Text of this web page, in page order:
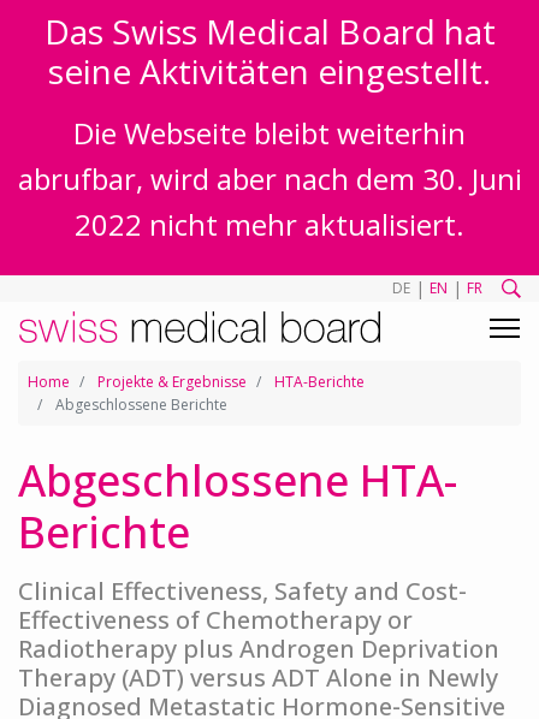
Das Swiss Medical Board hat
seine Aktivitäten eingestellt.
Die Webseite bleibt weiterhin
abrufbar, wird aber nach dem 30. Juni
2022 nicht mehr aktualisiert.
DE | EN | FR
Home Projekte & Ergebnisse
HTA-Berichte
Abgeschlossene Berichte
Abgeschlossene HTA-
Berichte
Clinical Effectiveness, Safety and Cost-
Effectiveness of Chemotherapy or
Radiotherapy plus Androgen Deprivation
Therapy (ADT) versus ADT Alone in Newly
Diagnosed Metastatic Hormone-Sensitive